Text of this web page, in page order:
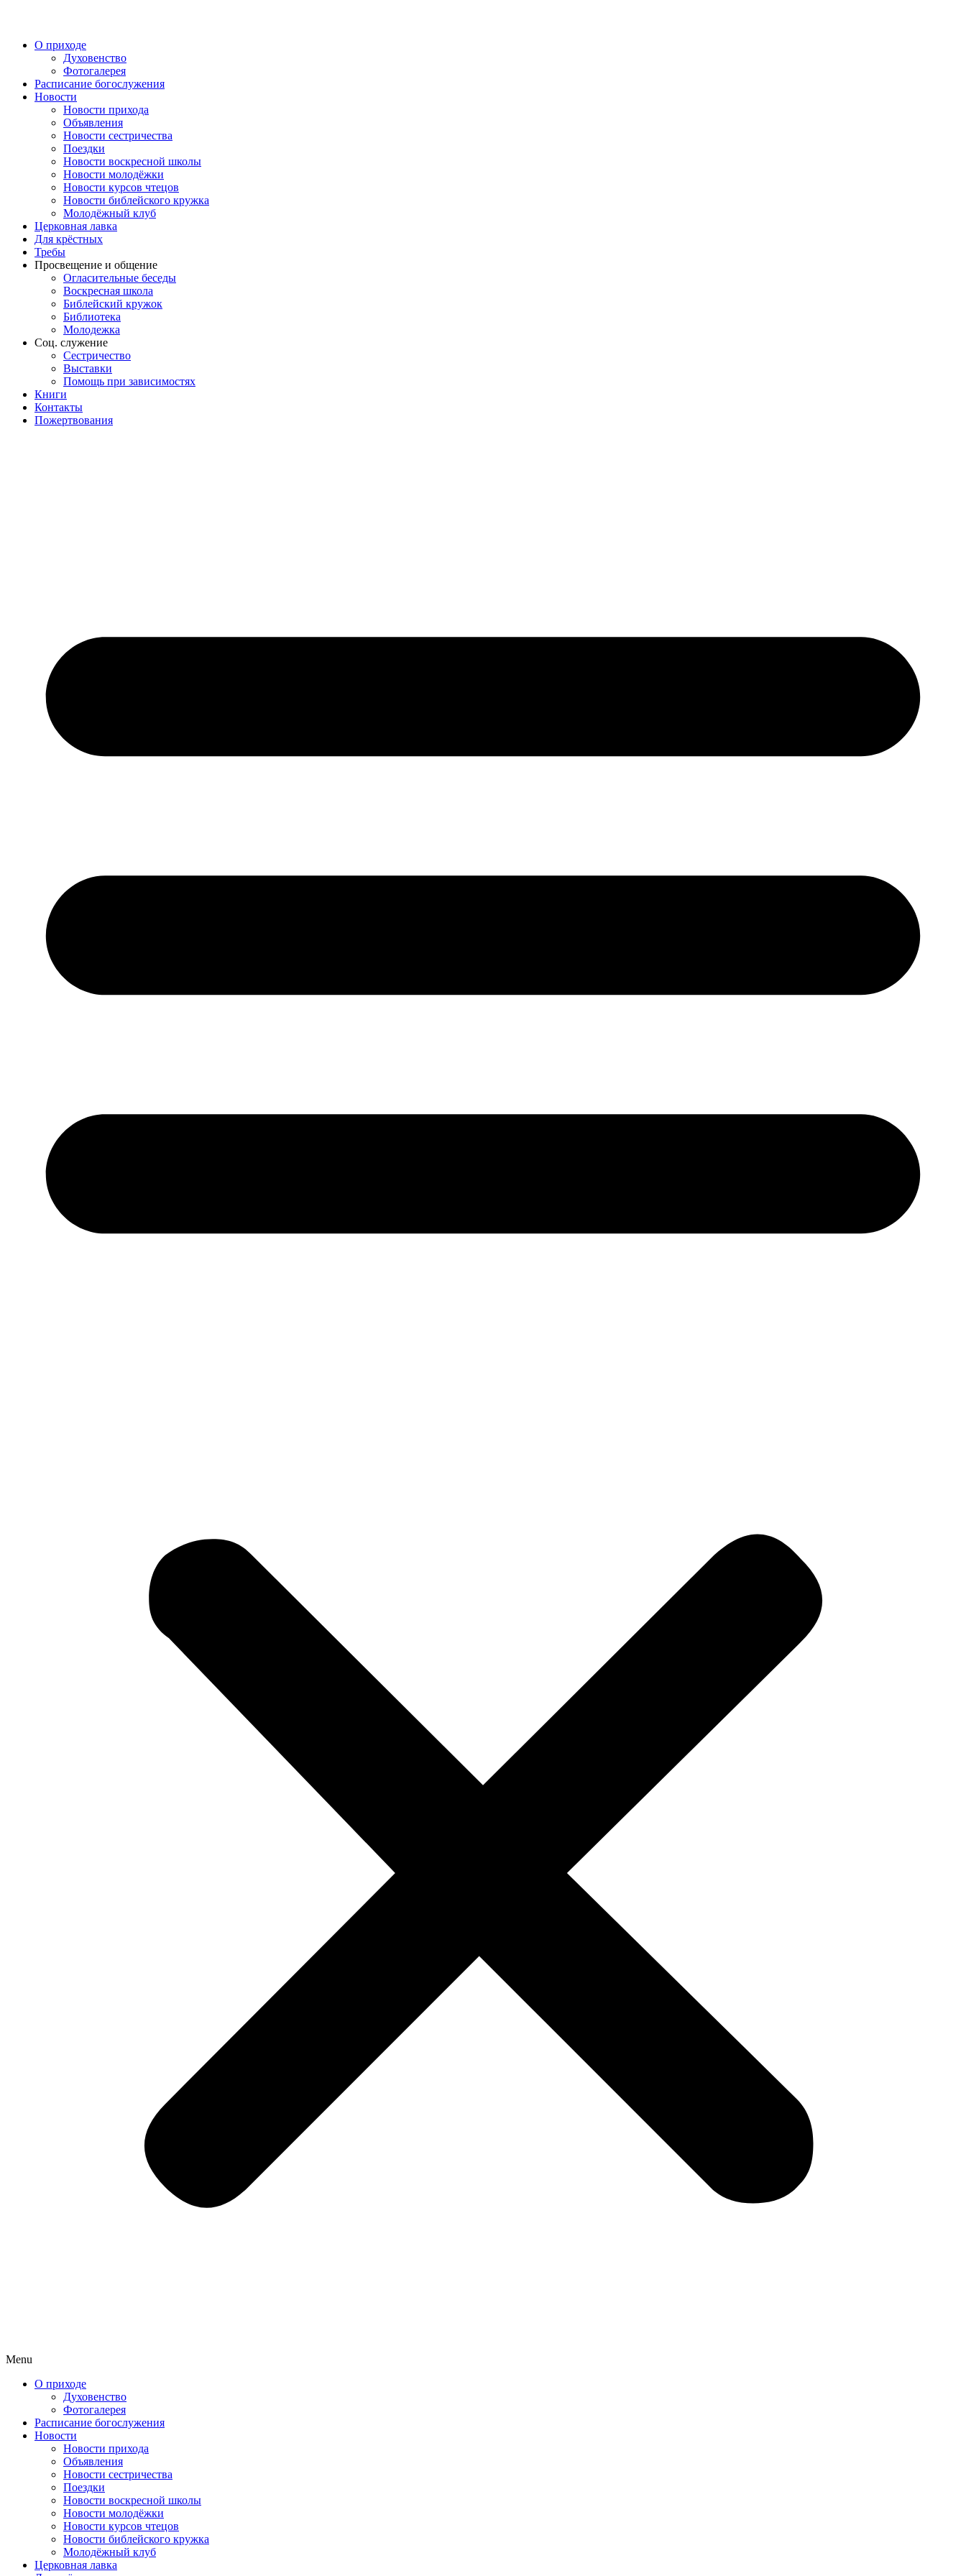
О приходе
Духовенство
Фотогалерея
Расписание богослужения
Новости
Новости прихода
Объявления
Новости сестричества
Поездки
Новости воскресной школы
Новости молодёжки
Новости курсов чтецов
Новости библейского кружка
Молодёжный клуб
Церковная лавка
Для крёстных
Требы
Просвещение и общение
Огласительные беседы
Воскресная школа
Библейский кружок
Библиотека
Молодежка
Соц. служение
Сестричество
Выставки
Помощь при зависимостях
Книги
Контакты
Пожертвования
Menu
О приходе
Духовенство
Фотогалерея
Расписание богослужения
Новости
Новости прихода
Объявления
Новости сестричества
Поездки
Новости воскресной школы
Новости молодёжки
Новости курсов чтецов
Новости библейского кружка
Молодёжный клуб
Церковная лавка